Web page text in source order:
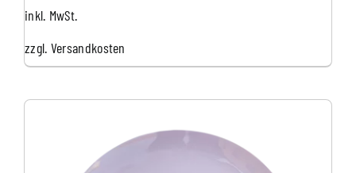
inkl. MwSt.
zzgl. Versandkosten